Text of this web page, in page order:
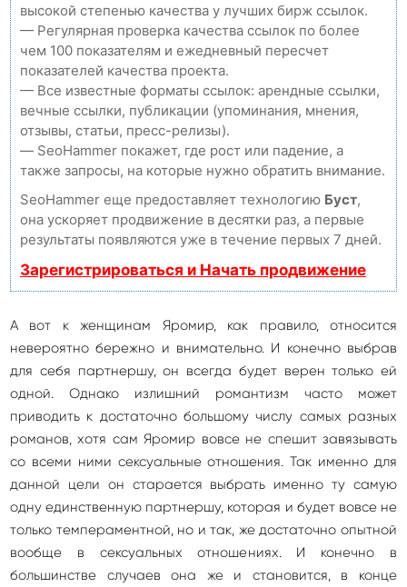
высокой степенью качества у лучших бирж ссылок.
— Регулярная проверка качества ссылок по более
чем 100 показателям и ежедневный пересчет
показателей качества проекта.
— Все известные форматы ссылок: арендные ссылки,
вечные ссылки, публикации (упоминания, мнения,
отзывы, статьи, пресс-релизы).
— SeoHammer покажет, где рост или падение, а
также запросы, на которые нужно обратить внимание.
SeoHammer еще предоставляет технологию Буст,
она ускоряет продвижение в десятки раз, а первые
результаты появляются уже в течение первых 7 дней.
Зарегистрироваться и Начать продвижение
А вот к женщинам Яромир, как правило, относится
невероятно бережно и внимательно. И конечно выбрав
для себя партнершу, он всегда будет верен только ей
одной. Однако излишний романтизм часто может
приводить к достаточно большому числу самых разных
романов, хотя сам Яромир вовсе не спешит завязывать
со всеми ними сексуальные отношения. Так именно для
данной цели он старается выбрать именно ту самую
одну единственную партнершу, которая и будет вовсе не
только темпераментной, но и так, же достаточно опытной
вообще в сексуальных отношениях. И конечно в
большинстве случаев она же и становится, в конце